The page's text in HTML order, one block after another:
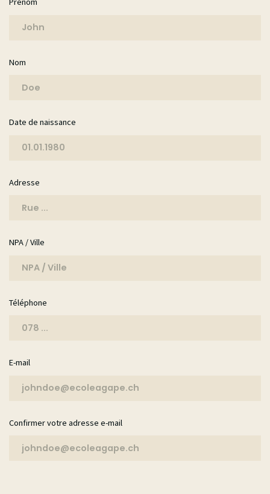
Nom
Date de naissance
Adresse
NPA / Ville
Téléphone
E-mail
Confirmer votre adresse e-mail